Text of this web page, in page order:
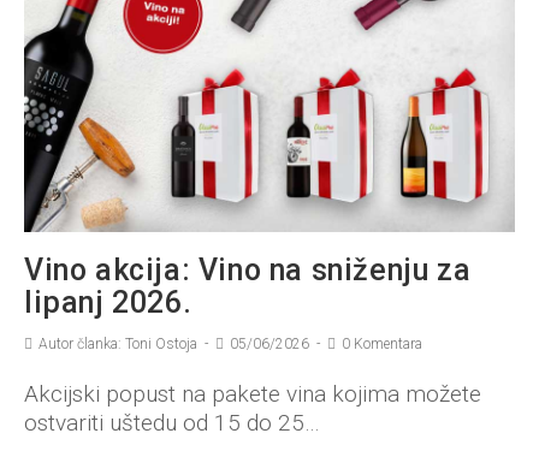
Vino akcija: Vino na sniženju za
lipanj 2026.
Autor članka: Toni Ostoja 05/06/2026 0 Komentara
Akcijski popust na pakete vina kojima možete
ostvariti uštedu od 15 do 25…